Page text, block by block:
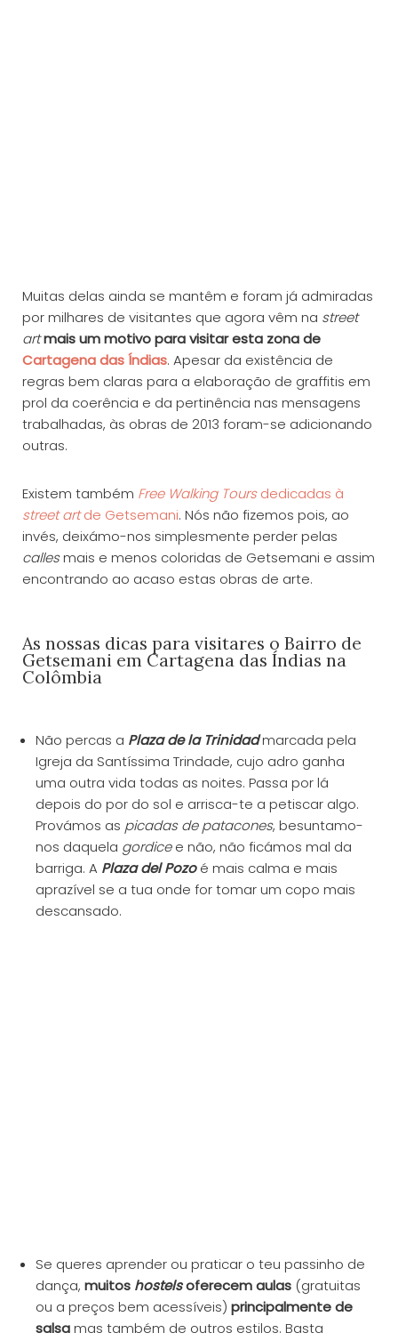
Muitas delas ainda se mantêm e foram já admiradas
por milhares de visitantes que agora vêm na street
artmais um motivo para visitar esta zona de
Cartagena das Índias. Apesar da existência de
regras bem claras para a elaboração de graffitis em
prol da coerência e da pertinência nas mensagens
trabalhadas, às obras de 2013 foram-se adicionando
outras.
Existem também Free Walking Toursdedicadas à
street artde Getsemani. Nós não fizemos pois, ao
invés, deixámo-nos simplesmente perder pelas
callesmais e menos coloridas de Getsemani e assim
encontrando ao acaso estas obras de arte.
As nossas dicas para visitares o Bairro de
Getsemani em Cartagena das Índias na
Colômbia
Não percas a Plaza de la Trinidadmarcada pela
Igreja da Santíssima Trindade, cujo adro ganha
uma outra vida todas as noites. Passa por lá
depois do por do sol e arrisca-te a petiscar algo.
Provámos as picadas de patacones, besuntamo-
nos daquela gordicee não, não ficámos mal da
barriga. A Plaza del Pozoé mais calma e mais
aprazível se a tua onde for tomar um copo mais
descansado.
Se queres aprender ou praticar o teu passinho de
dança, muitos hostelsoferecem aulas (gratuitas
ou a preços bem acessíveis) principalmente de
salsamas também de outros estilos. Basta